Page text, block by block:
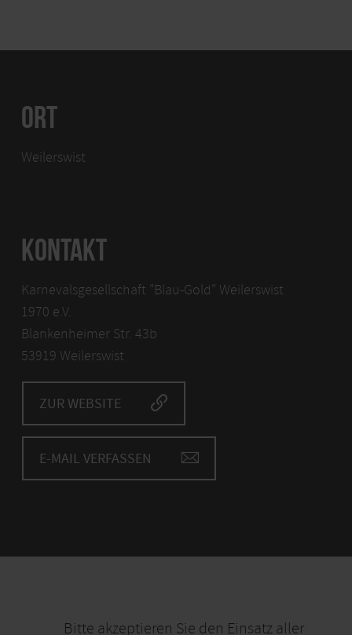
ORT
Weilerswist
KONTAKT
Karnevalsgesellschaft "Blau-Gold" Weilerswist
1970 e.V.
Blankenheimer Str. 43b
53919 Weilerswist
ZUR WEBSITE
E-MAIL VERFASSEN
Bitte akzeptieren Sie den Einsatz aller